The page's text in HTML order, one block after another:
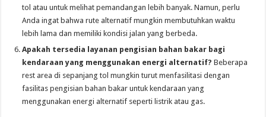
tol atau untuk melihat pemandangan lebih banyak. Namun, perlu
Anda ingat bahwa rute alternatif mungkin membutuhkan waktu
lebih lama dan memiliki kondisi jalan yang berbeda.
Apakah tersedia layanan pengisian bahan bakar bagi
kendaraan yang menggunakan energi alternatif? Beberapa
rest area di sepanjang tol mungkin turut menfasilitasi dengan
fasilitas pengisian bahan bakar untuk kendaraan yang
menggunakan energi alternatif seperti listrik atau gas.